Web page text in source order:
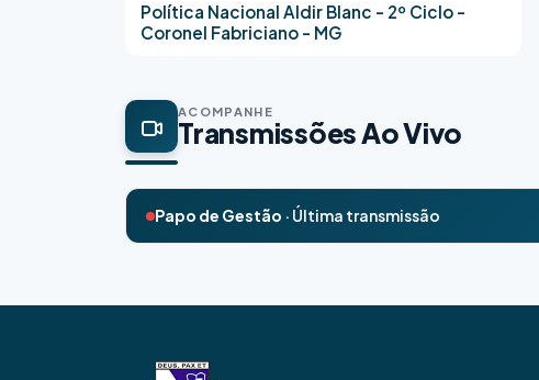
Política Nacional Aldir Blanc - 2º Ciclo -
Coronel Fabriciano - MG
ACOMPANHE
Transmissões Ao Vivo
Papo de Gestão · Última transmissão